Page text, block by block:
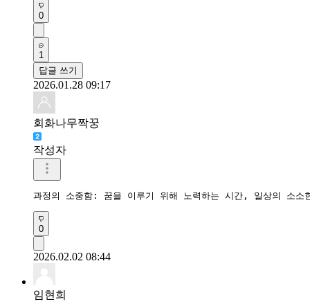
0
1
답글 쓰기
2026.01.28 09:17
회화나무짝꿍
작성자
과정의 소중함: 꿈을 이루기 위해 노력하는 시간, 일상의 소
0
2026.02.02 08:44
임현희